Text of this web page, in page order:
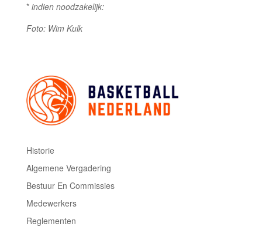
* indien noodzakelijk:
Foto: Wim Kulk
Historie
Algemene Vergadering
Bestuur En Commissies
Medewerkers
Reglementen